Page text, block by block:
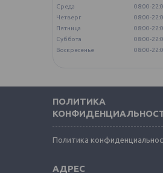
Среда
08:00-
Четверг
08:00-
Пятница
08:00-
Суббота
08:00-
Воскресенье
08:00-
ПОЛИТИКА
Политика